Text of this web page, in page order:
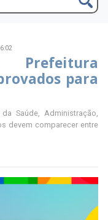
Prefeitura
para
Saúde, Administração,
devem comparecer entre